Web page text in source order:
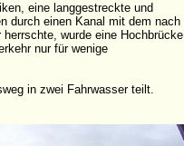
eine langgestreckte und
durch einen Kanal mit dem nach
wurde eine Hochbrücke
nur für wenige
in zwei Fahrwasser teilt.